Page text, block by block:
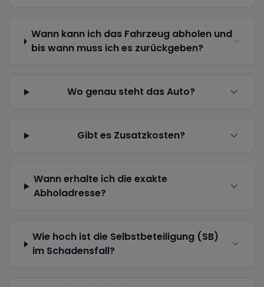
Wann kann ich das Fahrzeug abholen und
bis wann muss ich es zurückgeben?
Wo genau steht das Auto?
Gibt es Zusatzkosten?
Wann erhalte ich die exakte
Abholadresse?
Wie hoch ist die Selbstbeteiligung (SB)
im Schadensfall?